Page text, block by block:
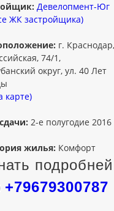
Девелопмент-Юг
ЖК застройщика)
г. Краснодар,
74/1,
округ, ул. 40 Лет
карте)
2-е полугодие 2016
жилья: Комфорт
подробней
+79679300787